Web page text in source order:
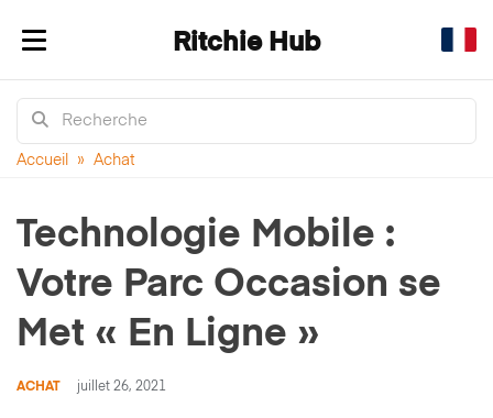
Afficher/masquer la navigation
Ritchie Hub
Accueil » Achat
Technologie Mobile :
Votre Parc Occasion se
Met « En Ligne »
ACHAT juillet 26, 2021